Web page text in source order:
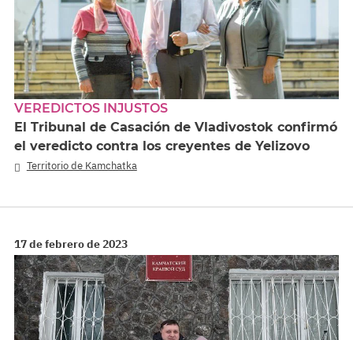
VEREDICTOS INJUSTOS
El Tribunal de Casación de Vladivostok confirmó
el veredicto contra los creyentes de Yelizovo
Territorio de Kamchatka
17 de febrero de 2023